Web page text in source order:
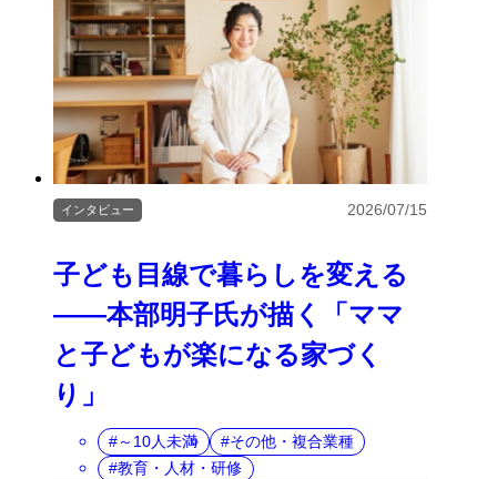
子ども目線で暮らしを変える
――本部明子氏が描く「ママ
と子どもが楽になる家づく
り」
インタビュー 2026/07/15
～10人未満
その他・複合業種
教育・人材・研修